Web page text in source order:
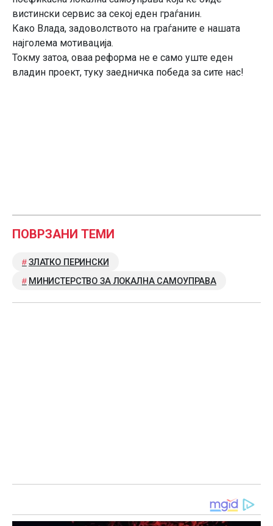
вистински сервис за секој еден граѓанин.
Како Влада, задоволството на граѓаните е нашата
најголема мотивација.
Токму затоа, оваа реформа не е само уште еден
владин проект, туку заедничка победа за сите нас!
ПОВРЗАНИ ТЕМИ
ЗЛАТКО ПЕРИНСКИ
МИНИСТЕРСТВО ЗА ЛОКАЛНА САМОУПРАВА